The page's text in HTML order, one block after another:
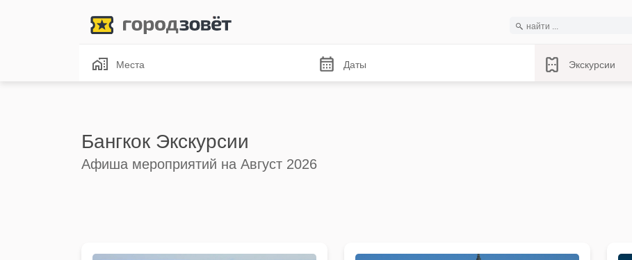
Места Даты Экскурсии
Бангкок Экскурсии
Афиша мероприятий на Август 2026